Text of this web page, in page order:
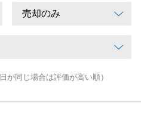
が同じ場合は評価が高い順）